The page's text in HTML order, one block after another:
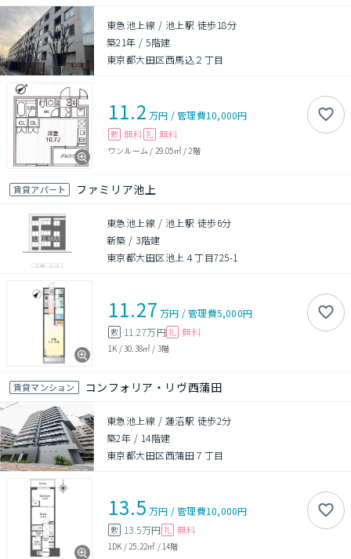
東急池上線 / 池上駅 徒歩18分
築21年 /5階建
東京都大田区西馬込２丁目
11.2 万円 /管理費10,000円
敷 無料 礼 無料
ワンルーム / 29.05㎡/ 2階
賃貸アパート ファミリア池上
東急池上線 / 池上駅 徒歩6分
新築 / 3階建
東京都大田区池上４丁目725-1
11.27 万円 /管理費5,000円
敷 11.27万円 礼 無料
1K /30.38㎡ / 3階
賃貸マンション コンフォリア・リヴ西蒲田
東急池上線 / 蓮沼駅 徒歩2分
築2年 / 14階建
東京都大田区西蒲田７丁目
13.5 万円 /管理費10,000円
敷 13.5万円 礼 無料
1DK / 25.22㎡ / 14階